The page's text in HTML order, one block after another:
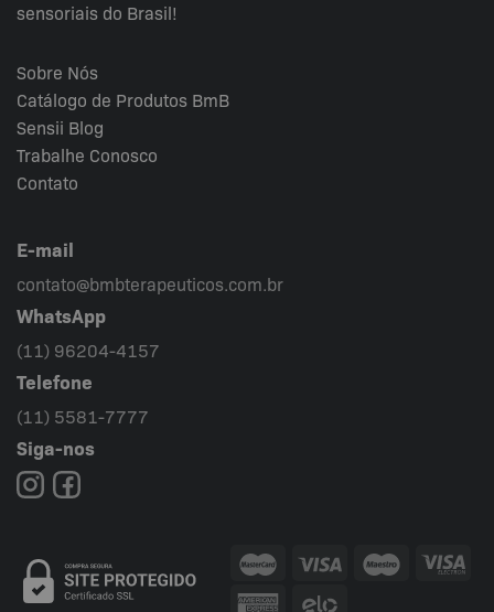
sensoriais do Brasil!
Sobre Nós
Catálogo de Produtos BmB
Sensii Blog
Trabalhe Conosco
Contato
E-mail
contato@bmbterapeuticos.com.br
WhatsApp
(11) 96204-4157
Telefone
(11) 5581-7777
Siga-nos